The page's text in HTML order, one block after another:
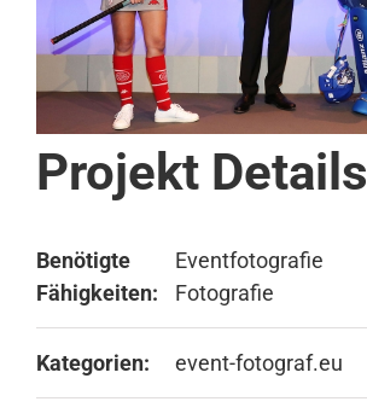
Projekt Details
Benötigte
Fähigkeiten:
Eventfotografie
Fotografie
Kategorien: event-fotograf.eu